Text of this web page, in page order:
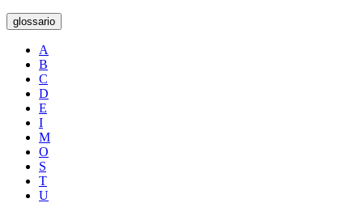
glossario
A
B
C
D
E
I
M
O
S
T
U